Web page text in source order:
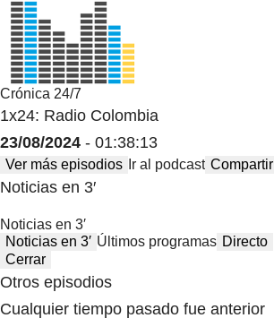
Crónica 24/7
1x24: Radio Colombia
23/08/2024 - 01:38:13
Ver más episodios Ir al podcast Compartir
Noticias en 3′
Noticias en 3′
Noticias en 3′ Últimos programas Directo
Cerrar
Otros episodios
Cualquier tiempo pasado fue anterior